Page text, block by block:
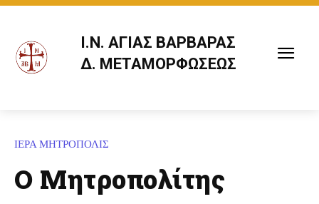
Ι.Ν. ΑΓΙΑΣ ΒΑΡΒΑΡΑΣ
Δ. ΜΕΤΑΜΟΡΦΩΣΕΩΣ
ΙΕΡΑ ΜΗΤΡΟΠΟΛΙΣ
Ο Μητροπολίτης